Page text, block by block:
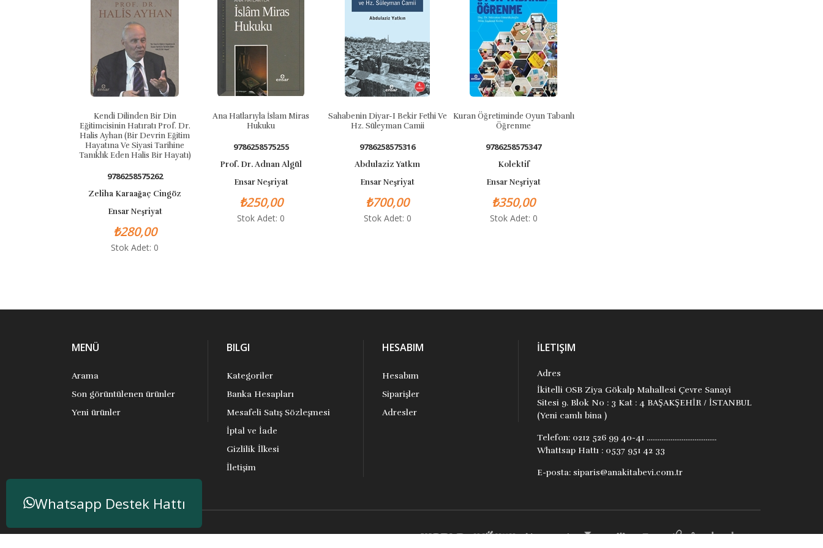
Kendi Dilinden Bir Din
Eğitimcisinin Hatıratı Prof. Dr.
Halis Ayhan (Bir Devrin Eğitim
Hayatına Ve Siyasi Tarihine
Tanıklık Eden Halis Bir Hayatı)
9786258575262
Zeliha Karaağaç Cingöz
Ensar Neşriyat
₺280,00
Stok Adet: 0
Ana Hatlarıyla İslam Miras
Hukuku
9786258575255
Prof. Dr. Adnan Algül
Ensar Neşriyat
₺250,00
Stok Adet: 0
Sahabenin Diyar-I Bekir Fethi Ve
Hz. Süleyman Camii
9786258575316
Abdulaziz Yatkın
Ensar Neşriyat
₺700,00
Stok Adet: 0
Kuran Öğretiminde Oyun Tabanlı
Öğrenme
9786258575347
Kolektif
Ensar Neşriyat
₺350,00
Stok Adet: 0
MENÜ
Arama
Son görüntülenen ürünler
Yeni ürünler
BILGI
Kategoriler
Banka Hesapları
Mesafeli Satış Sözleşmesi
İptal ve İade
Gizlilik İlkesi
İletişim
HESABIM
Hesabım
Siparişler
Adresler
İLETIŞIM
Adres
İkitelli OSB Ziya Gökalp Mahallesi Çevre Sanayi
Sitesi 9. Blok No : 3 Kat : 4 BAŞAKŞEHİR / İSTANBUL
(Yeni camlı bina )
Telefon: 0212 526 99 40-41 ......................................
Whattsap Hattı : 0537 951 42 33
E-posta: siparis@anakitabevi.com.tr
Whatsapp Destek Hattı